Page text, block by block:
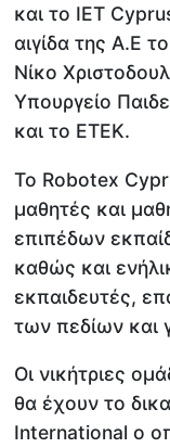
και τo IET
αιγίδα της Α.Ε
Νίκο
Υπουργείο
και το ΕΤΕΚ.
Το Robotex
μαθητές και
επιπέδων
καθώς και
εκπαιδευτές,
των πεδίων και
Οι νικήτριες
θα έχουν το
International o